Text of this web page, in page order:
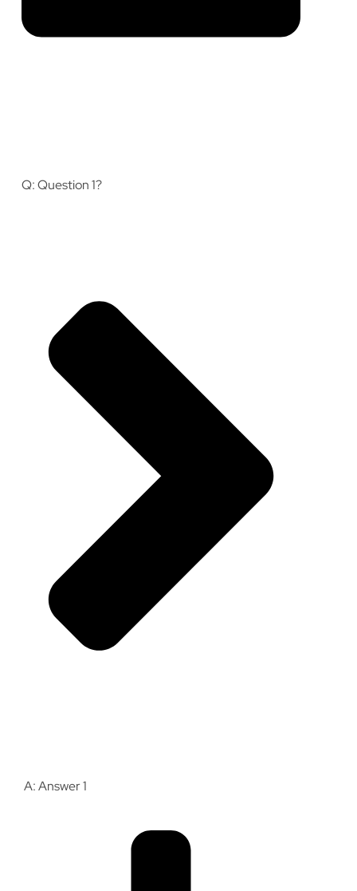
Q: Question 1?
A: Answer 1